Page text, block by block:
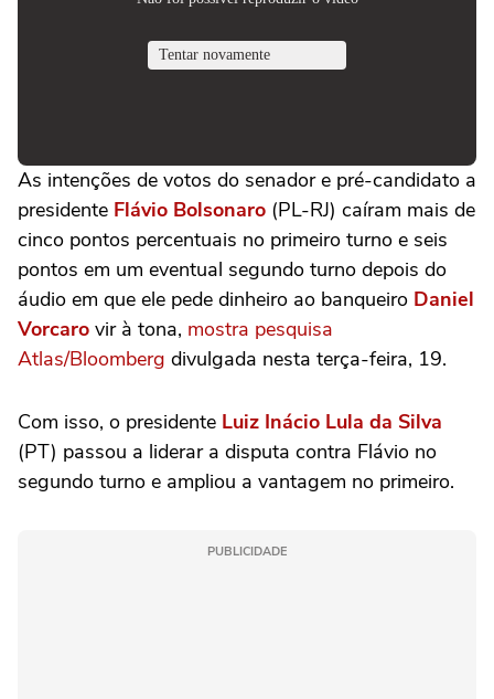
As intenções de votos do senador e pré-candidato a
presidente Flávio Bolsonaro (PL-RJ) caíram mais de
cinco pontos percentuais no primeiro turno e seis
pontos em um eventual segundo turno depois do
áudio em que ele pede dinheiro ao banqueiro Daniel
Vorcaro vir à tona, mostra pesquisa
Atlas/Bloomberg divulgada nesta terça-feira, 19.
Com isso, o presidente Luiz Inácio Lula da Silva
(PT) passou a liderar a disputa contra Flávio no
segundo turno e ampliou a vantagem no primeiro.
PUBLICIDADE